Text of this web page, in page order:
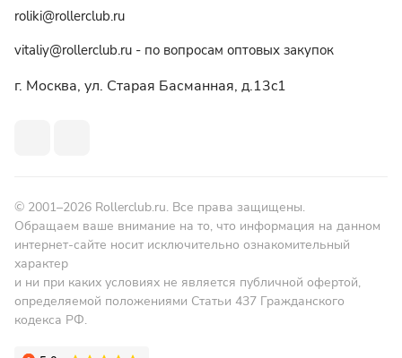
roliki@rollerclub.ru
vitaliy@rollerclub.ru - по вопросам оптовых закупок
г. Москва, ул. Старая Басманная, д.13c1
© 2001–2026 Rollerclub.ru. Все права защищены.
Обращаем ваше внимание на то, что информация на данном
интернет-сайте носит исключительно ознакомительный
характер
и ни при каких условиях не является публичной офертой,
определяемой положениями Статьи 437 Гражданского
кодекса РФ.